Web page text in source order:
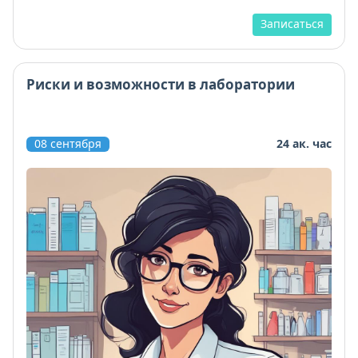
Записаться
Риски и возможности в лаборатории
08 сентября 24 ак. час